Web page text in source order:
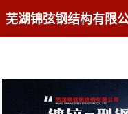
芜湖锦弦钢结构有限